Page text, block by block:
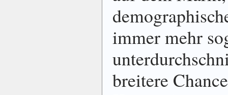
immer mehr
breitere